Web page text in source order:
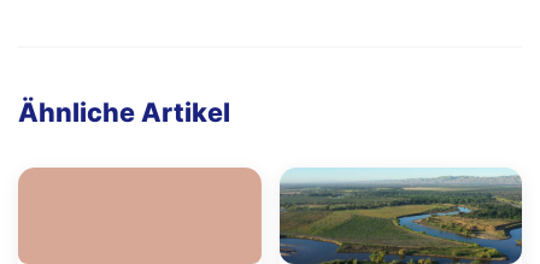
Ähnliche Artikel